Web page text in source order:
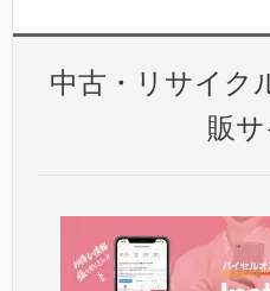
中古・リサイク
販サ